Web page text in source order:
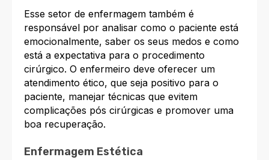
Esse setor de enfermagem também é
responsável por analisar como o paciente está
emocionalmente, saber os seus medos e como
está a expectativa para o procedimento
cirúrgico. O enfermeiro deve oferecer um
atendimento ético, que seja positivo para o
paciente, manejar técnicas que evitem
complicações pós cirúrgicas e promover uma
boa recuperação.
Enfermagem Estética